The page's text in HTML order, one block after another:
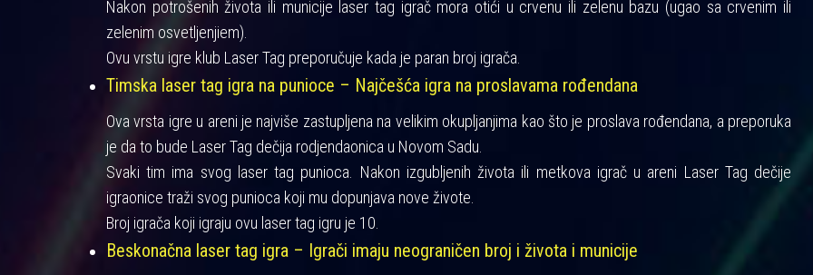
Nakon potrošenih života ili municije laser tag igrač mora otići u crvenu ili zelenu bazu (ugao sa crvenim ili
zelenim osvetljenjiem).
Ovu vrstu igre klub Laser Tag preporučuje kada je paran broj igrača.
Timska laser tag igra na punioce – Najčešća igra na proslavama rođendana
Ova vrsta igre u areni je najviše zastupljena na velikim okupljanjima kao što je proslava rođendana, a preporuka
je da to bude Laser Tag dečija rodjendaonica u Novom Sadu.
Svaki tim ima svog laser tag punioca. Nakon izgubljenih života ili metkova igrač u areni Laser Tag dečije
igraonice traži svog punioca koji mu dopunjava nove živote.
Broj igrača koji igraju ovu laser tag igru je 10.
Beskonačna laser tag igra – Igrači imaju neograničen broj i života i municije